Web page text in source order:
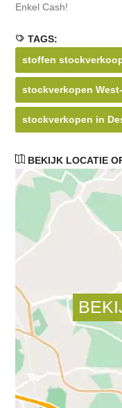
Enkel Cash!
TAGS:
stoffen
stockverkopen
stockverkopen in
BEKIJK LOCATIE